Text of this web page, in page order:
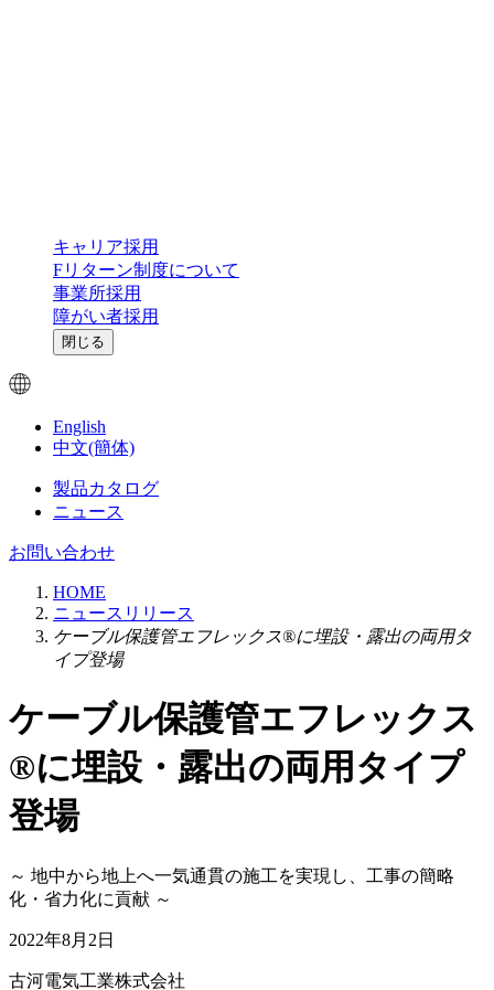
キャリア採用
Fリターン制度について
事業所採用
障がい者採用
閉じる
English
中文(簡体)
製品カタログ
ニュース
お問い合わせ
HOME
ニュースリリース
ケーブル保護管エフレックス®に埋設・露出の両用タ
イプ登場
ケーブル保護管エフレックス
®に埋設・露出の両用タイプ
登場
～ 地中から地上へ一気通貫の施工を実現し、工事の簡略
化・省力化に貢献 ～
2022年8月2日
古河電気工業株式会社